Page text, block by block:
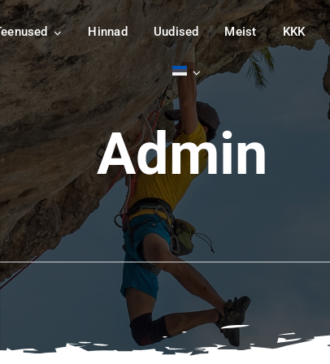
Hinnad Uudised Meist KKK
Admin